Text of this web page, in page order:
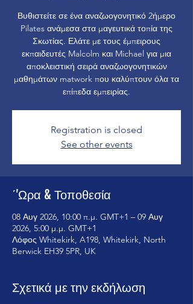
Βυθιστείτε σε ένα αναζωογονητικό 2ήμερο
Pilates ανάμεσα στα μαγευτικά τοπία της
Σκωτίας. Ελάτε με τους έμπειρους
εκπαιδευτές Malcolm και Michael για μια
αποκλειστική σειρά αναζωογονητικών
μαθημάτων matwork που καλύπτουν όλα τα
επίπεδα εμπειρίας.
Registration is closed
See other events
΄'Ωρα & Τοποθεσία
08 Αυγ 2026, 10:00 π.μ. GMT+1 – 09 Αυγ
2026, 5:00 μ.μ. GMT+1
Λόφος Whitekirk, A198, Whitekirk, North
Berwick EH39 5PR, UK
Σχετικά με την εκδήλωση